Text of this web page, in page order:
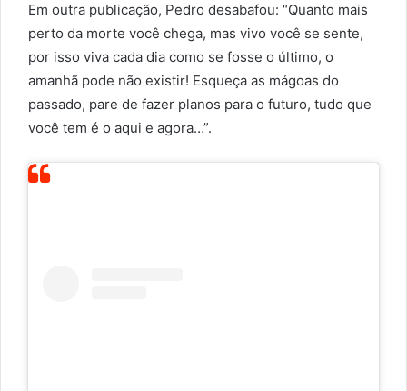
Em outra publicação, Pedro desabafou: “Quanto mais
perto da morte você chega, mas vivo você se sente,
por isso viva cada dia como se fosse o último, o
amanhã pode não existir! Esqueça as mágoas do
passado, pare de fazer planos para o futuro, tudo que
você tem é o aqui e agora…”.